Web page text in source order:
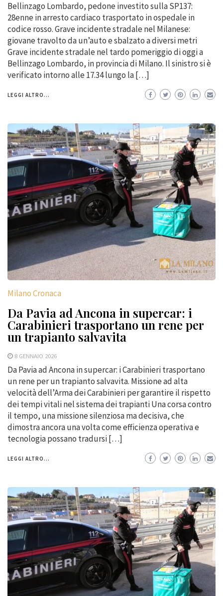
Bellinzago Lombardo, pedone investito sulla SP137:
28enne in arresto cardiaco trasportato in ospedale in
codice rosso. Grave incidente stradale nel Milanese:
giovane travolto da un’auto e sbalzato a diversi metri
Grave incidente stradale nel tardo pomeriggio di oggi a
Bellinzago Lombardo, in provincia di Milano. Il sinistro si è
verificato intorno alle 17.34 lungo la […]
LEGGI ALTRO...
Milano Cronaca
Da Pavia ad Ancona in supercar: i
Carabinieri trasportano un rene per
un trapianto salvavita
8 GENNAIO 2026
Da Pavia ad Ancona in supercar: i Carabinieri trasportano
un rene per un trapianto salvavita. Missione ad alta
velocità dell’Arma dei Carabinieri per garantire il rispetto
dei tempi vitali nel sistema dei trapianti Una corsa contro
il tempo, una missione silenziosa ma decisiva, che
dimostra ancora una volta come efficienza operativa e
tecnologia possano tradursi […]
LEGGI ALTRO...